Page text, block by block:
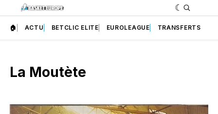
🏠 ACTU BETCLIC ELITE EUROLEAGUE TRANSFERTS
La Moutète